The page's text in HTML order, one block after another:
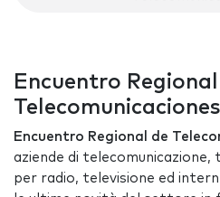
Encuentro
Encuentro Regional de
aziende di
per radio, televisione ed